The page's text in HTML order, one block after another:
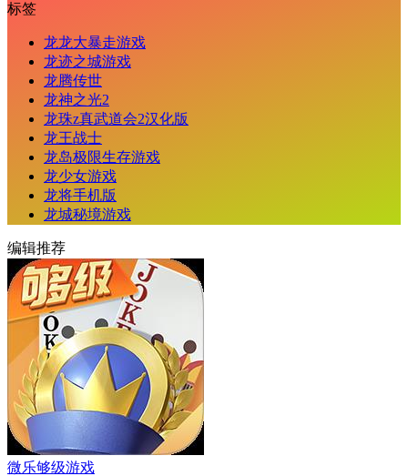
标签
龙龙大暴走游戏
龙迹之城游戏
龙腾传世
龙神之光2
龙珠z真武道会2汉化版
龙王战士
龙岛极限生存游戏
龙少女游戏
龙将手机版
龙城秘境游戏
编辑推荐
微乐够级游戏